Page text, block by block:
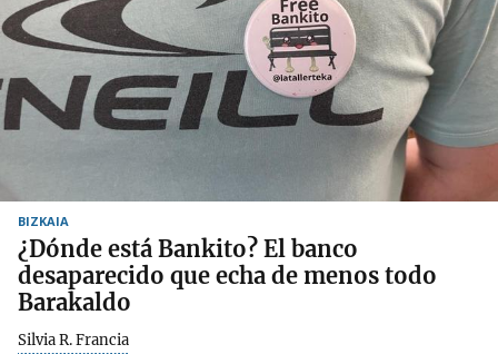
BIZKAIA
¿Dónde está Bankito? El banco
desaparecido que echa de menos todo
Barakaldo
Silvia R. Francia